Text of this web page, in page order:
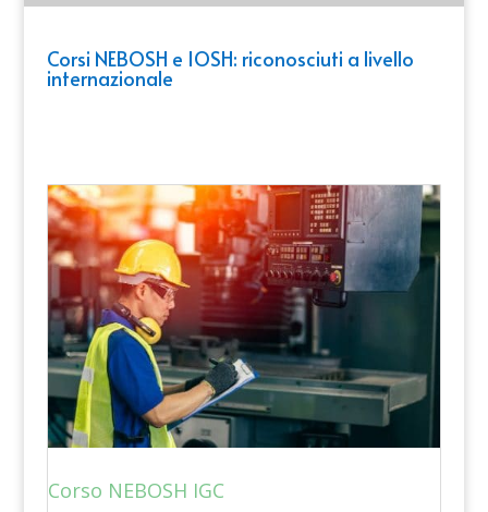
Corsi NEBOSH e IOSH: riconosciuti a livello
internazionale
Corso NEBOSH IGC